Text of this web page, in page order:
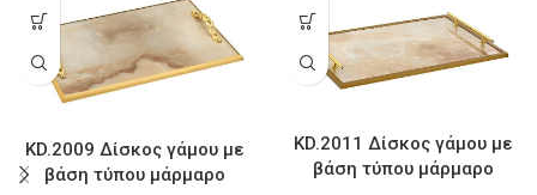
KD.2009 Δίσκος γάμου με
βάση τύπου μάρμαρο
KD.2011 Δίσκος γάμου με
βάση τύπου μάρμαρο